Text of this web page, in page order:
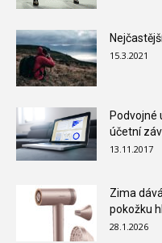
15.3.2021
Podvojné
účetní
13.11.2017
Zima
pokožku
28.1.2026